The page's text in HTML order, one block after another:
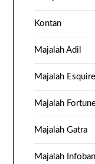
Kontan
Majalah Adil
Majalah Esquire
Majalah
Majalah Gatra
Majalah